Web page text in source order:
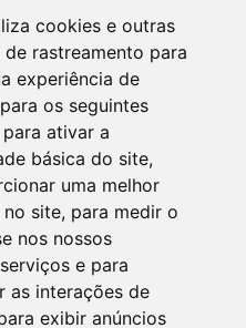
cookies e outras
rastreamento para
experiência de
os seguintes
para ativar a
básica do site,
uma melhor
site, para medir o
nos nossos
e para
as interações de
exibir anúncios
Brasil 21, 20º
70322-915 - Brasília/DF
3801.
em horário comercial
de 12h às 19h.
Fale Conosco.